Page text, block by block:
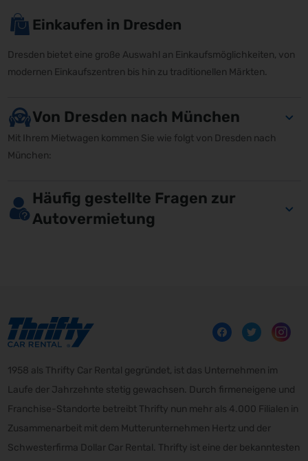
Einkaufen in Dresden
Dresden bietet eine große Auswahl an Einkaufsmöglichkeiten, von
modernen Einkaufszentren bis hin zu traditionellen Märkten.
Von Dresden nach München
Mit Ihrem Mietwagen kommen Sie wie folgt von Dresden nach
München:
Häufig gestellte Fragen zur
Autovermietung
1958 als Thrifty Car Rental gegründet, ist das Unternehmen im
Laufe der Jahrzehnte stetig gewachsen. Durch firmeneigene und
Franchise-Standorte betreibt Thrifty nun mehr als 4.000 Filialen in
Zusammenarbeit mit dem Mutterunternehmen Hertz und der
Schwesterfirma Dollar Car Rental. Thrifty ist eine der bekanntesten